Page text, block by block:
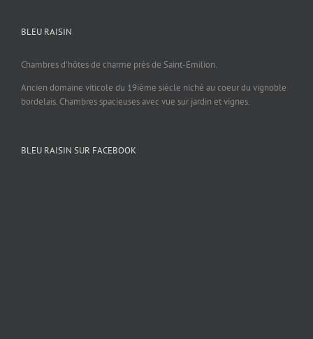
BLEU RAISIN
Chambres d'hôtes de charme près de Saint-Emilion.
Ancien domaine viticole du 19ième siècle niché au coeur du vignoble
bordelais. Chambres spacieuses avec vue sur jardin et vignes.
BLEU RAISIN SUR FACEBOOK